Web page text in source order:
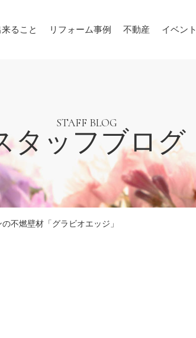
来ること リフォーム事例 不動産 イベント
STAFF BLOG
タッフブログ
の不燃壁材「グラビオエッジ」